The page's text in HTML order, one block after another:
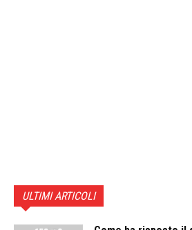
ULTIMI ARTICOLI